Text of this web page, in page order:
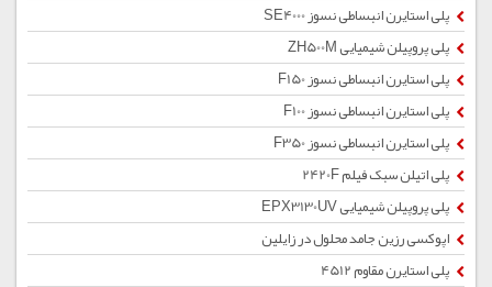
پلی استایرن انبساطی نسوز SE4000
پلی پروپیلن شیمیایی ZH500M
پلی استایرن انبساطی نسوز F150
پلی استایرن انبساطی نسوز F100
پلی استایرن انبساطی نسوز F350
پلی اتیلن سبک فیلم 2420F
پلی پروپیلن شیمیایی EPX3130UV
اپوکسی رزین جامد محلول در زایلین
پلی استایرن مقاوم 4512